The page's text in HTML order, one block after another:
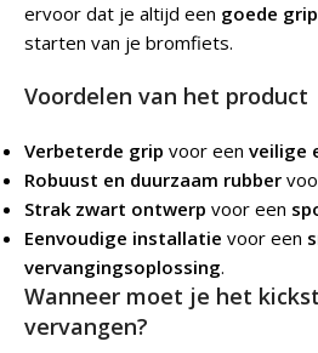
ervoor dat je altijd een goede grip
starten van je bromfiets.
Voordelen van het product
Verbeterde grip voor een veilige
Robuust en duurzaam rubber
Strak zwart ontwerp voor een
Eenvoudige installatie voor een
vervangingsoplossing.
Wanneer moet je het
vervangen?